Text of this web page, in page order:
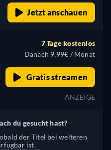
Jetzt anschauen
7 Tage kostenlos
Danach 9,99€ / Monat
Gratis streamen
ANZEIGE
du gesucht hast?
der Titel bei weiteren
ist.